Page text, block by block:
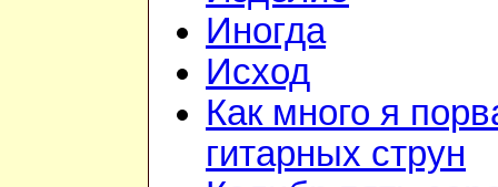
Иногда
Исход
Как много я
гитарных струн